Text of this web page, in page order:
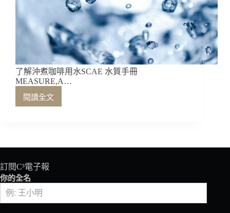
了解沖煮咖啡用水SCAE 水質手冊
MEASURE,A…
閱讀全文
了
用
SCAE
水
訂閱C³電子報
你的全名